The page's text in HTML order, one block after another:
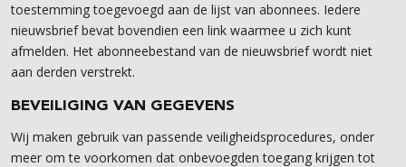
toestemming toegevoegd aan de lijst van abonnees. Iedere
nieuwsbrief bevat bovendien een link waarmee u zich kunt
afmelden. Het abonneebestand van de nieuwsbrief wordt niet
aan derden verstrekt.
BEVEILIGING VAN GEGEVENS
Wij maken gebruik van passende veiligheidsprocedures, onder
meer om te voorkomen dat onbevoegden toegang krijgen tot